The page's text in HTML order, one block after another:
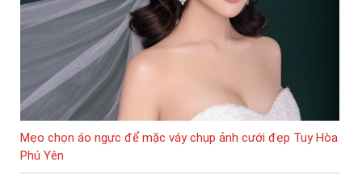
Mẹo chọn áo ngực để mặc váy chụp ảnh cưới đẹp Tuy Hòa
Phú Yên